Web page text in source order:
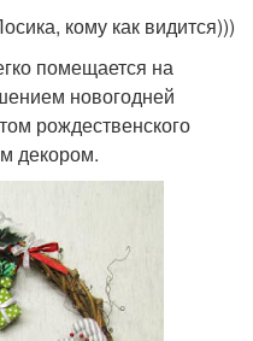
кому как видится)))
помещается на
новогодней
рождественского
декором.